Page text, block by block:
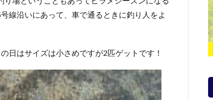
線沿いにあって、車で通るときに釣り人をよ
日はサイズは小さめですが2匹ゲットです！